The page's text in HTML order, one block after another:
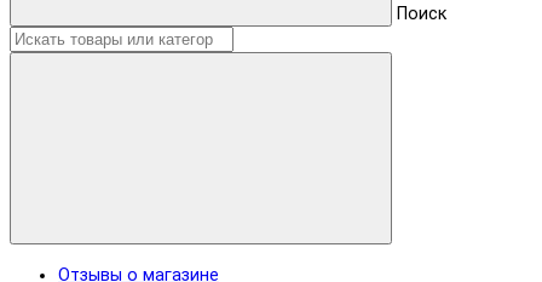
Поиск
Отзывы о магазине